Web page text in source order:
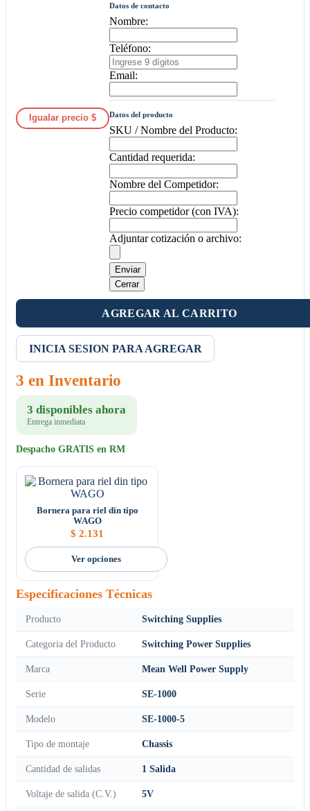
Igualar precio $
Datos de contacto
Nombre:
Teléfono:
Email:
Datos del producto
SKU / Nombre del Producto:
Cantidad requerida:
Nombre del Competidor:
Precio competidor (con IVA):
Adjuntar cotización o archivo:
Enviar
Cerrar
AGREGAR AL CARRITO
INICIA SESION PARA AGREGAR
3 en Inventario
3 disponibles ahora
Entrega inmediata
Despacho GRATIS en RM
Bornera para riel din tipo
WAGO
$ 2.131
Ver opciones
Especificaciones Técnicas
Producto Switching Supplies
Categoria del Producto Switching Power Supplies
Marca Mean Well Power Supply
Serie SE-1000
Modelo SE-1000-5
Tipo de montaje Chassis
Cantidad de salidas 1 Salida
Voltaje de salida (C.V.) 5V